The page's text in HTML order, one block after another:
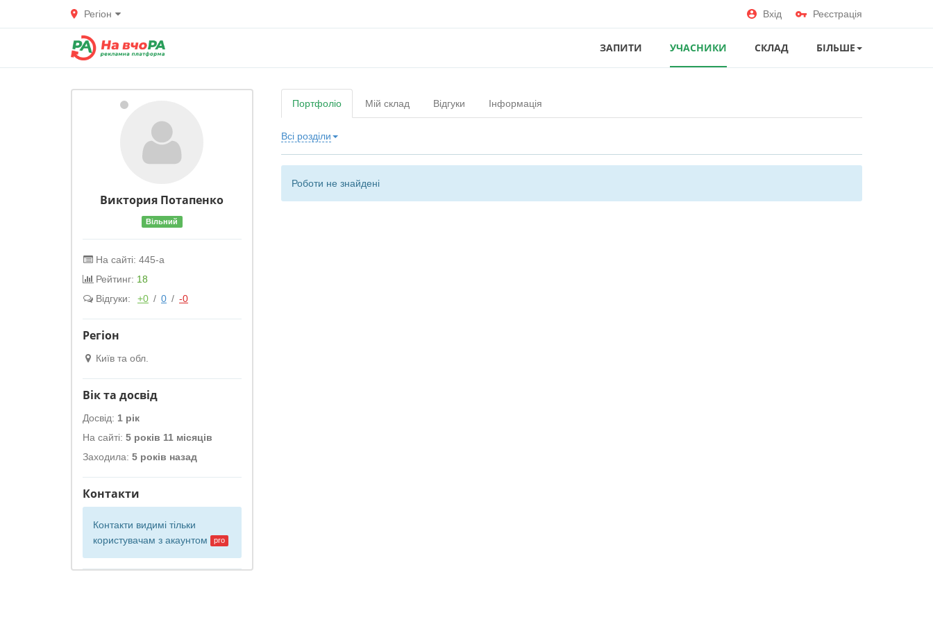
Регіон Вхід Реєстрація
ЗАПИТИ УЧАСНИКИ СКЛАД БІЛЬШЕ
Виктория Потапенко
Вільний
На сайті: 445-а
Рейтинг: 18
Відгуки:
+0 / 0 / -0
Регіон
Київ та обл.
Вік та досвід
Досвід: 1 рік
На сайті: 5 років 11 місяців
Заходила: 5 років назад
Контакти
Контакти видимі тільки
користувачам з акаунтом pro
Портфоліо Мій склад Відгуки Інформація
Всі розділи
Роботи не знайдені